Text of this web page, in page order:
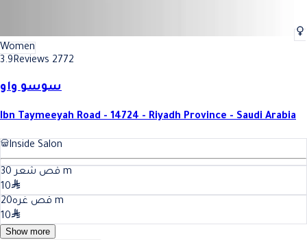
Women
3.9Reviews 2772
سوسو واو
Ibn Taymeeyah Road - 14724 - Riyadh Province - Saudi Arabia
Inside Salon
قص شعر 30
m
10
قص غره20
m
10
Show more